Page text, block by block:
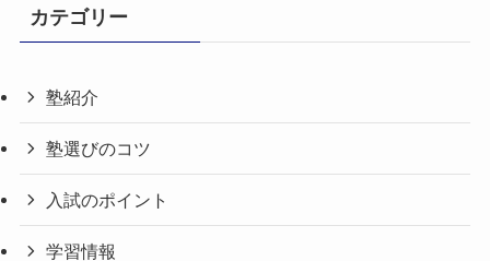
カテゴリー
塾紹介
塾選びのコツ
入試のポイント
学習情報